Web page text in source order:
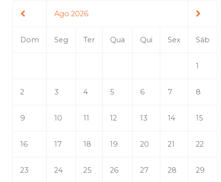
Ago 2026
Dom Seg Ter Qua Qui Sex Sáb
1
2 3 4 5 6 7 8
9 10 11 12 13 14 15
16 17 18 19 20 21 22
23 24 25 26 27 28 29